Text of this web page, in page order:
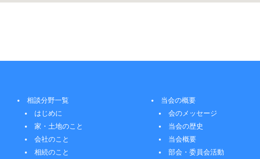
相談分野一覧
はじめに
家・土地のこと
会社のこと
相続のこと
当会の概要
会のメッセージ
当会の歴史
当会概要
部会・委員会活動